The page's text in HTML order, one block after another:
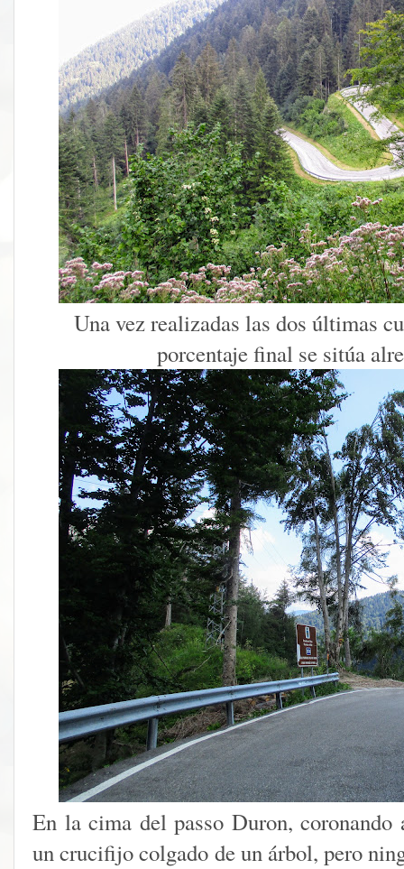
Una vez realizadas las dos últimas
porcentaje final se sitúa
En la cima del passo Duron, coronando
un crucifijo colgado de un árbol, pero